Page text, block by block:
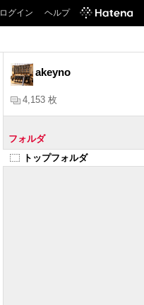
ログイン ヘルプ
akeyno
4,153 枚
フォルダ
トップフォルダ